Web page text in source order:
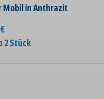
in Anthrazit
€
2 Stück